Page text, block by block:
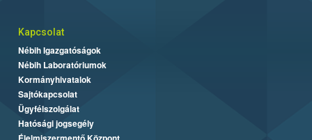
Kapcsolat
Nébih Igazgatóságok
Nébih Laboratóriumok
Kormányhivatalok
Sajtókapcsolat
Ügyfélszolgálat
Hatósági jogsegély